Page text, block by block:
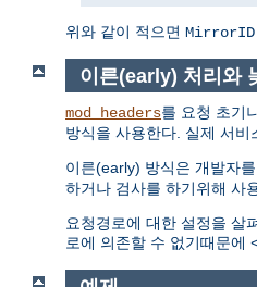
위와 같이 적으면 MirrorID
이른(early) 처리와
mod_headers를 요청 초기
방식을 사용한다. 실제 서
이른(early) 방식은 개발자
하거나 검사를 하기위해 사
요청경로에 대한 설정을 살
로에 의존할 수 없기때문에